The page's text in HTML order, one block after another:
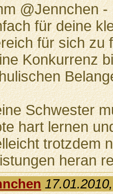
@Jennchen
für deine
für sich zu
Konkurrenz
Schwester
hart lernen
trotzdem
heran